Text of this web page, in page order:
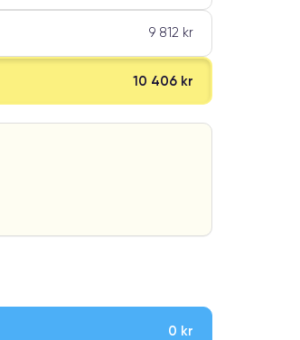
9 812 kr
10 406 kr
0 kr